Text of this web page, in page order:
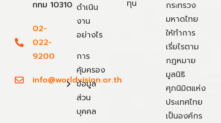
กทม 10310
02-
022-
9200
info@worldvision.or.th
ดำเนิน
งาน
อย่างไร
การ
คุ้มครอง
ข้อมูล
ส่วน
บุคคล
ทุน
กระทรวง
มหาดไทย
ให้ทำการ
เรี่ยไรตาม
กฎหมาย
มูลนิธิ
ศุภนิมิตแห่ง
ประเทศไทย
เป็นองค์กร